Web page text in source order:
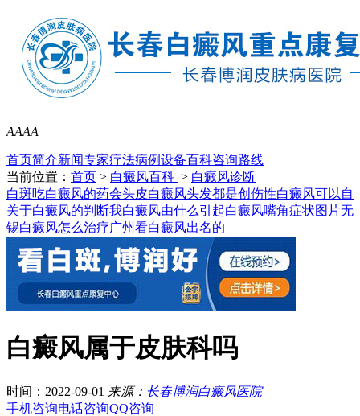
AAAA
首页简介新闻专家疗法病例设备百科咨询路线
当前位置： 首页 > 白癜风百科 > 白癜风诊断
白斑吃白癜风的药会头皮白癜风头发都是创伤性白癜风可以自
关于白癜风的判断我白癜风由什么引起白癜风嘴角症状图片无
锡白癜风怎么治疗广州看白癜风出名的
白癜风属于皮肤科吗
时间：2022-09-01 来源： 长春博润白癜风医院
手机咨询电话咨询QQ咨询